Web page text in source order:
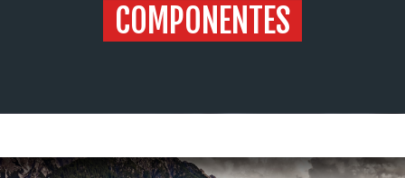
COMPONENTES
CONTACTO
IDIOMAS